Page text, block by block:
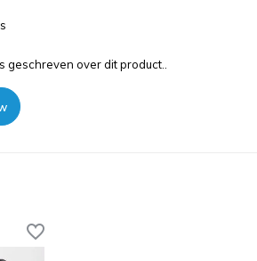
geschreven over dit product..